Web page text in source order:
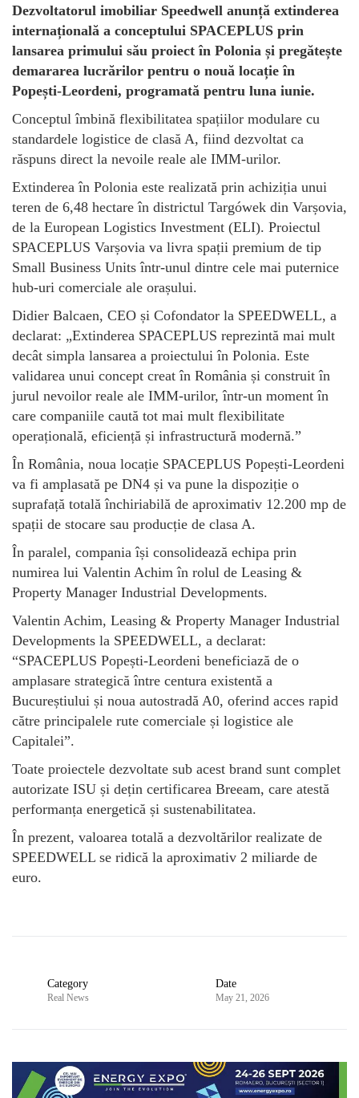
Dezvoltatorul imobiliar Speedwell anunță extinderea
internațională a conceptului SPACEPLUS prin
lansarea primului său proiect în Polonia și pregătește
demararea lucrărilor pentru o nouă locație în
Popești-Leordeni, programată pentru luna iunie.
Conceptul îmbină flexibilitatea spațiilor modulare cu
standardele logistice de clasă A, fiind dezvoltat ca
răspuns direct la nevoile reale ale IMM-urilor.
Extinderea în Polonia este realizată prin achiziția unui
teren de 6,48 hectare în districtul Targówek din Varșovia,
de la European Logistics Investment (ELI). Proiectul
SPACEPLUS Varșovia va livra spații premium de tip
Small Business Units într-unul dintre cele mai puternice
hub-uri comerciale ale orașului.
Didier Balcaen, CEO și Cofondator la SPEEDWELL, a
declarat: „Extinderea SPACEPLUS reprezintă mai mult
decât simpla lansarea a proiectului în Polonia. Este
validarea unui concept creat în România și construit în
jurul nevoilor reale ale IMM-urilor, într-un moment în
care companiile caută tot mai mult flexibilitate
operațională, eficiență și infrastructură modernă.”
În România, noua locație SPACEPLUS Popești-Leordeni
va fi amplasată pe DN4 și va pune la dispoziție o
suprafață totală închiriabilă de aproximativ 12.200 mp de
spații de stocare sau producție de clasa A.
În paralel, compania își consolidează echipa prin
numirea lui Valentin Achim în rolul de Leasing &
Property Manager Industrial Developments.
Valentin Achim, Leasing & Property Manager Industrial
Developments la SPEEDWELL, a declarat:
“SPACEPLUS Popești-Leordeni beneficiază de o
amplasare strategică între centura existentă a
Bucureștiului și noua autostradă A0, oferind acces rapid
către principalele rute comerciale și logistice ale
Capitalei”.
Toate proiectele dezvoltate sub acest brand sunt complet
autorizate ISU și dețin certificarea Breeam, care atestă
performanța energetică și sustenabilitatea.
În prezent, valoarea totală a dezvoltărilor realizate de
SPEEDWELL se ridică la aproximativ 2 miliarde de
euro.
Category
Real News
Date
May 21, 2026